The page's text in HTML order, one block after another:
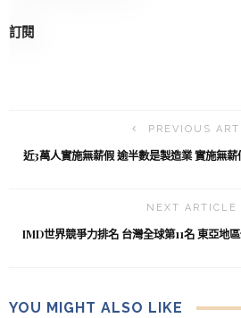
訂閱
PREVIOUS
近3萬人實施無薪假 逾半數是製造業 實施無
NEXT ARTICLE
IMD世界競爭力排名 台灣全球第11名 東亞地
YOU MIGHT ALSO LIKE